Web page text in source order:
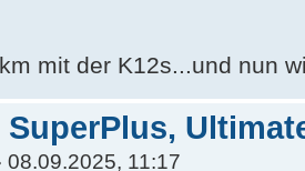
mit der K12s...und nun
SuperPlus,
08.09.2025, 11:17